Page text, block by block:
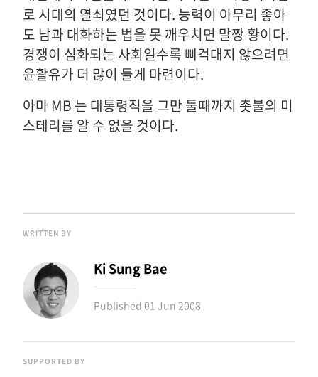
로 시대의 열쇠였던 것이다. 능력이 아무리 좋아
도 남과 대화하는 법을 못 깨우치면 말짱 황이다.
경쟁이 심화되는 사회일수록 삐걱대지 않으려면
윤활유가 더 많이 들게 마련이다.
아마 MB 는 대통령직을 그만 둘때까지 촛불의 미
스테리를 알 수 없을 것이다.
WRITTEN BY
Ki Sung Bae
Published 01 Jun 2008
SUPPORTED BY